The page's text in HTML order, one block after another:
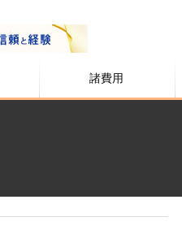
諸費用